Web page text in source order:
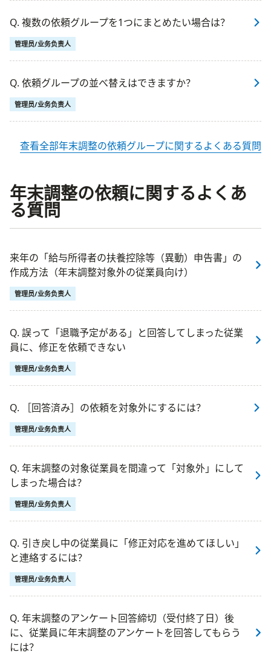
Q. 複数の依頼グループを1つにまとめたい場合は？
管理员/业务负责人
Q. 依頼グループの並べ替えはできますか？
管理员/业务负责人
查看全部年末調整の依頼グループに関するよくある質問
年末調整の依頼に関するよくあ
る質問
来年の「給与所得者の扶養控除等（異動）申告書」の
作成方法（年末調整対象外の従業員向け）
管理员/业务负责人
Q. 誤って「退職予定がある」と回答してしまった従業
員に、修正を依頼できない
管理员/业务负责人
Q. ［回答済み］の依頼を対象外にするには？
管理员/业务负责人
Q. 年末調整の対象従業員を間違って「対象外」にして
しまった場合は？
管理员/业务负责人
Q. 引き戻し中の従業員に「修正対応を進めてほしい」
と連絡するには？
管理员/业务负责人
Q. 年末調整のアンケート回答締切（受付終了日）後
に、従業員に年末調整のアンケートを回答してもらう
には？